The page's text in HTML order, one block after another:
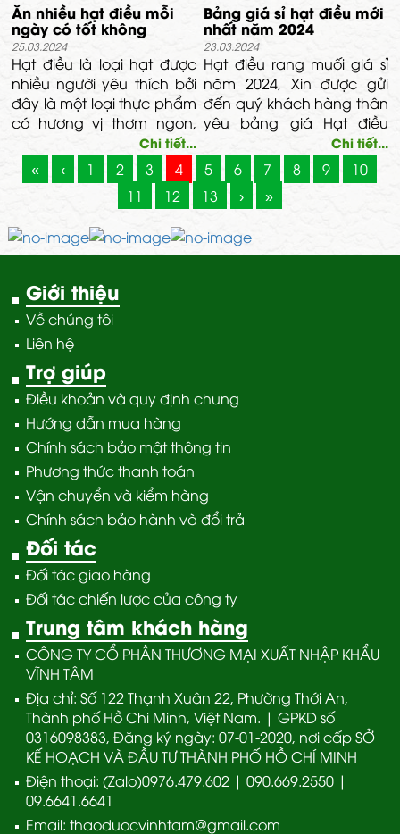
Ăn nhiều hạt điều mỗi
ngày có tốt không
25.03.2024
Hạt điều là loại hạt được
nhiều người yêu thích bởi
đây là một loại thực phẩm
có hương vị thơm ngon,
béo bùi đặc trưng, Bên
cạnh đó, hạt điều còn có
nhiều công dụng đối với
sức khỏe. Tuy nhiên ăn hạt
Chi tiết...
Bảng giá sỉ hạt điều mới
nhất năm 2024
23.03.2024
Hạt điều rang muối giá sỉ
năm 2024, Xin được gửi
đến quý khách hàng thân
yêu bảng giá Hạt điều
rang muối giá sỉ tại công
ty Vĩnh Tâm, đóng gói
hàng xá 1kg, 5kg, 10kg,
20kg, 25kg, 50kg. Hạt điều
rang muối và đóng gói
cẩn thận.
Chi tiết...
« ‹ 1 2 3 4 5 6 7 8 9
10
11
12 13 › »
Giới thiệu
Về chúng tôi
Liên hệ
Trợ giúp
Điều khoản và quy định chung
Hướng dẫn mua hàng
Chính sách bảo mật thông tin
Phương thức thanh toán
Vận chuyển và kiểm hàng
Chính sách bảo hành và đổi trả
Đối tác
Đối tác giao hàng
Đối tác chiến lược của công ty
Trung tâm khách hàng
CÔNG TY CỔ PHẦN THƯƠNG MẠI XUẤT NHẬP KHẨU
VĨNH TÂM
Địa chỉ: Số 122 Thạnh Xuân 22, Phường Thới An,
Thành phố Hồ Chi Minh, Việt Nam. | GPKD số
0316098383, Đăng ký ngày: 07-01-2020, nơi cấp SỞ
KẾ HOẠCH VÀ ĐẦU TƯ THÀNH PHỐ HỒ CHÍ MINH
Điện thoại: (Zalo)0976.479.602 | 090.669.2550 |
09.6641.6641
Email: thaoduocvinhtam@gmail.com